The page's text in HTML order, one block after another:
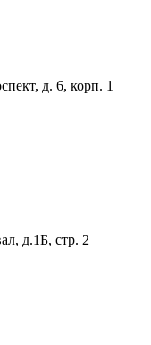
д. 6, корп. 1
д.1Б, стр. 2